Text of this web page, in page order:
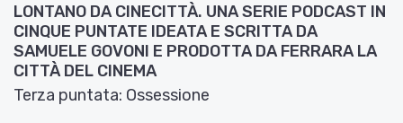
LONTANO DA CINECITTÀ. UNA SERIE PODCAST IN
CINQUE PUNTATE IDEATA E SCRITTA DA
SAMUELE GOVONI E PRODOTTA DA FERRARA LA
CITTÀ DEL CINEMA
Terza puntata: Ossessione